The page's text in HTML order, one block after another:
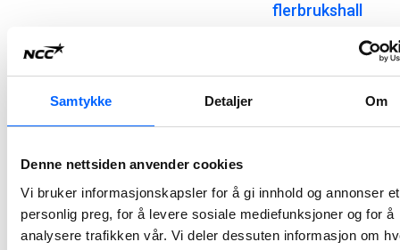
Samtykke Detaljer Om
Denne nettsiden anvender cookies
Vi bruker informasjonskapsler for å gi innhold og annonser et
personlig preg, for å levere sosiale mediefunksjoner og for å
analysere trafikken vår. Vi deler dessuten informasjon om
flerbrukshall
Atløysambandet
i Vestland
NCC og Vestland fylkeskommune har signert avtale for bygging av Atløysambandet. Ordreverdien er på om lag 1,5 milliarder norske kroner og er et av de største samferdselsprosjektene i regionen.